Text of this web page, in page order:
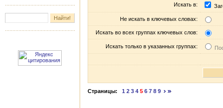
Искать в:
Не искать в ключевых словах:
Искать во всех группах ключевых слов:
Искать только в указанных группах:
Страницы: 1 2 3 4 5 6 7 8 9